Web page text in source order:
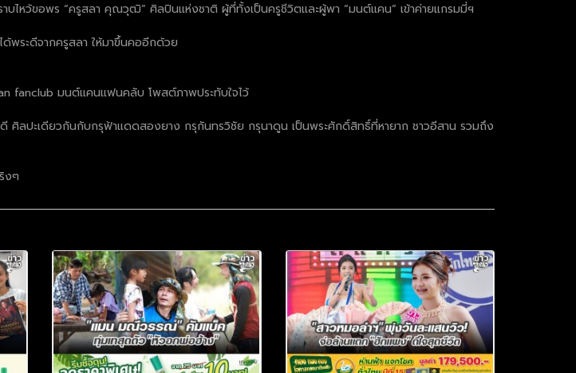
ไหว้ขอพร “ครูสลา คุณวุฒิ” ศิลปินแห่งชาติ ผู้ที่ทั้งเป็นครูชีวิตและผู้พา “มนต์แคน” เข้าค่ายแกรมมี่ฯ
พระดีจากครูสลา ให้มาขึ้นคออีกด้วย
fanclub มนต์แคนแฟนคลับ โพสต์ภาพประทับใจไว้
ศิลปะเดียวกันกับกรุฟ้าแดดสองยาง กรุกันทรวิชัย กรุนาดูน เป็นพระศักดิ์สิทธิ์ที่หายาก ชาวอีสาน รวมถึง
งๆ